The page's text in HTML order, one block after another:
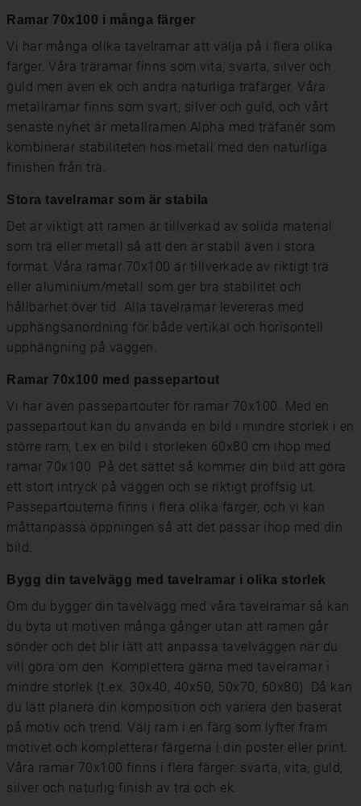
Ramar 70x100 i många färger
Vi har många olika tavelramar att välja på i flera olika
färger. Våra träramar finns som vita, svarta, silver och
guld men även ek och andra naturliga träfärger. Våra
metallramar finns som svart, silver och guld, och vårt
senaste nyhet är metallramen Alpha med träfanér som
kombinerar stabiliteten hos metall med den naturliga
finishen från trä.
Stora tavelramar som är stabila
Det är viktigt att ramen är tillverkad av solida material
som trä eller metall så att den är stabil även i stora
format. Våra ramar 70x100 är tillverkade av riktigt trä
eller aluminium/metall som ger bra stabilitet och
hållbarhet över tid. Alla tavelramar levereras med
upphängsanordning för både vertikal och horisontell
upphängning på väggen.
Ramar 70x100 med passepartout
Vi har även passepartouter för ramar 70x100. Med en
passepartout kan du använda en bild i mindre storlek i en
större ram, t.ex en bild i storleken 60x80 cm ihop med
ramar 70x100. På det sättet så kommer din bild att göra
ett stort intryck på väggen och se riktigt proffsig ut.
Passepartouterna finns i flera olika färger, och vi kan
måttanpassa öppningen så att det passar ihop med din
bild.
Bygg din tavelvägg med tavelramar i olika storlek
Om du bygger din tavelvägg med våra tavelramar så kan
du byta ut motiven många gånger utan att ramen går
sönder och det blir lätt att anpassa tavelväggen när du
vill göra om den. Komplettera gärna med tavelramar i
mindre storlek (t.ex. 30x40, 40x50, 50x70, 60x80). Då kan
du lätt planera din komposition och variera den baserat
på motiv och trend. Välj ram i en färg som lyfter fram
motivet och kompletterar färgerna i din poster eller print.
Våra ramar 70x100 finns i flera färger: svarta, vita, guld,
silver och naturlig finish av trä och ek.